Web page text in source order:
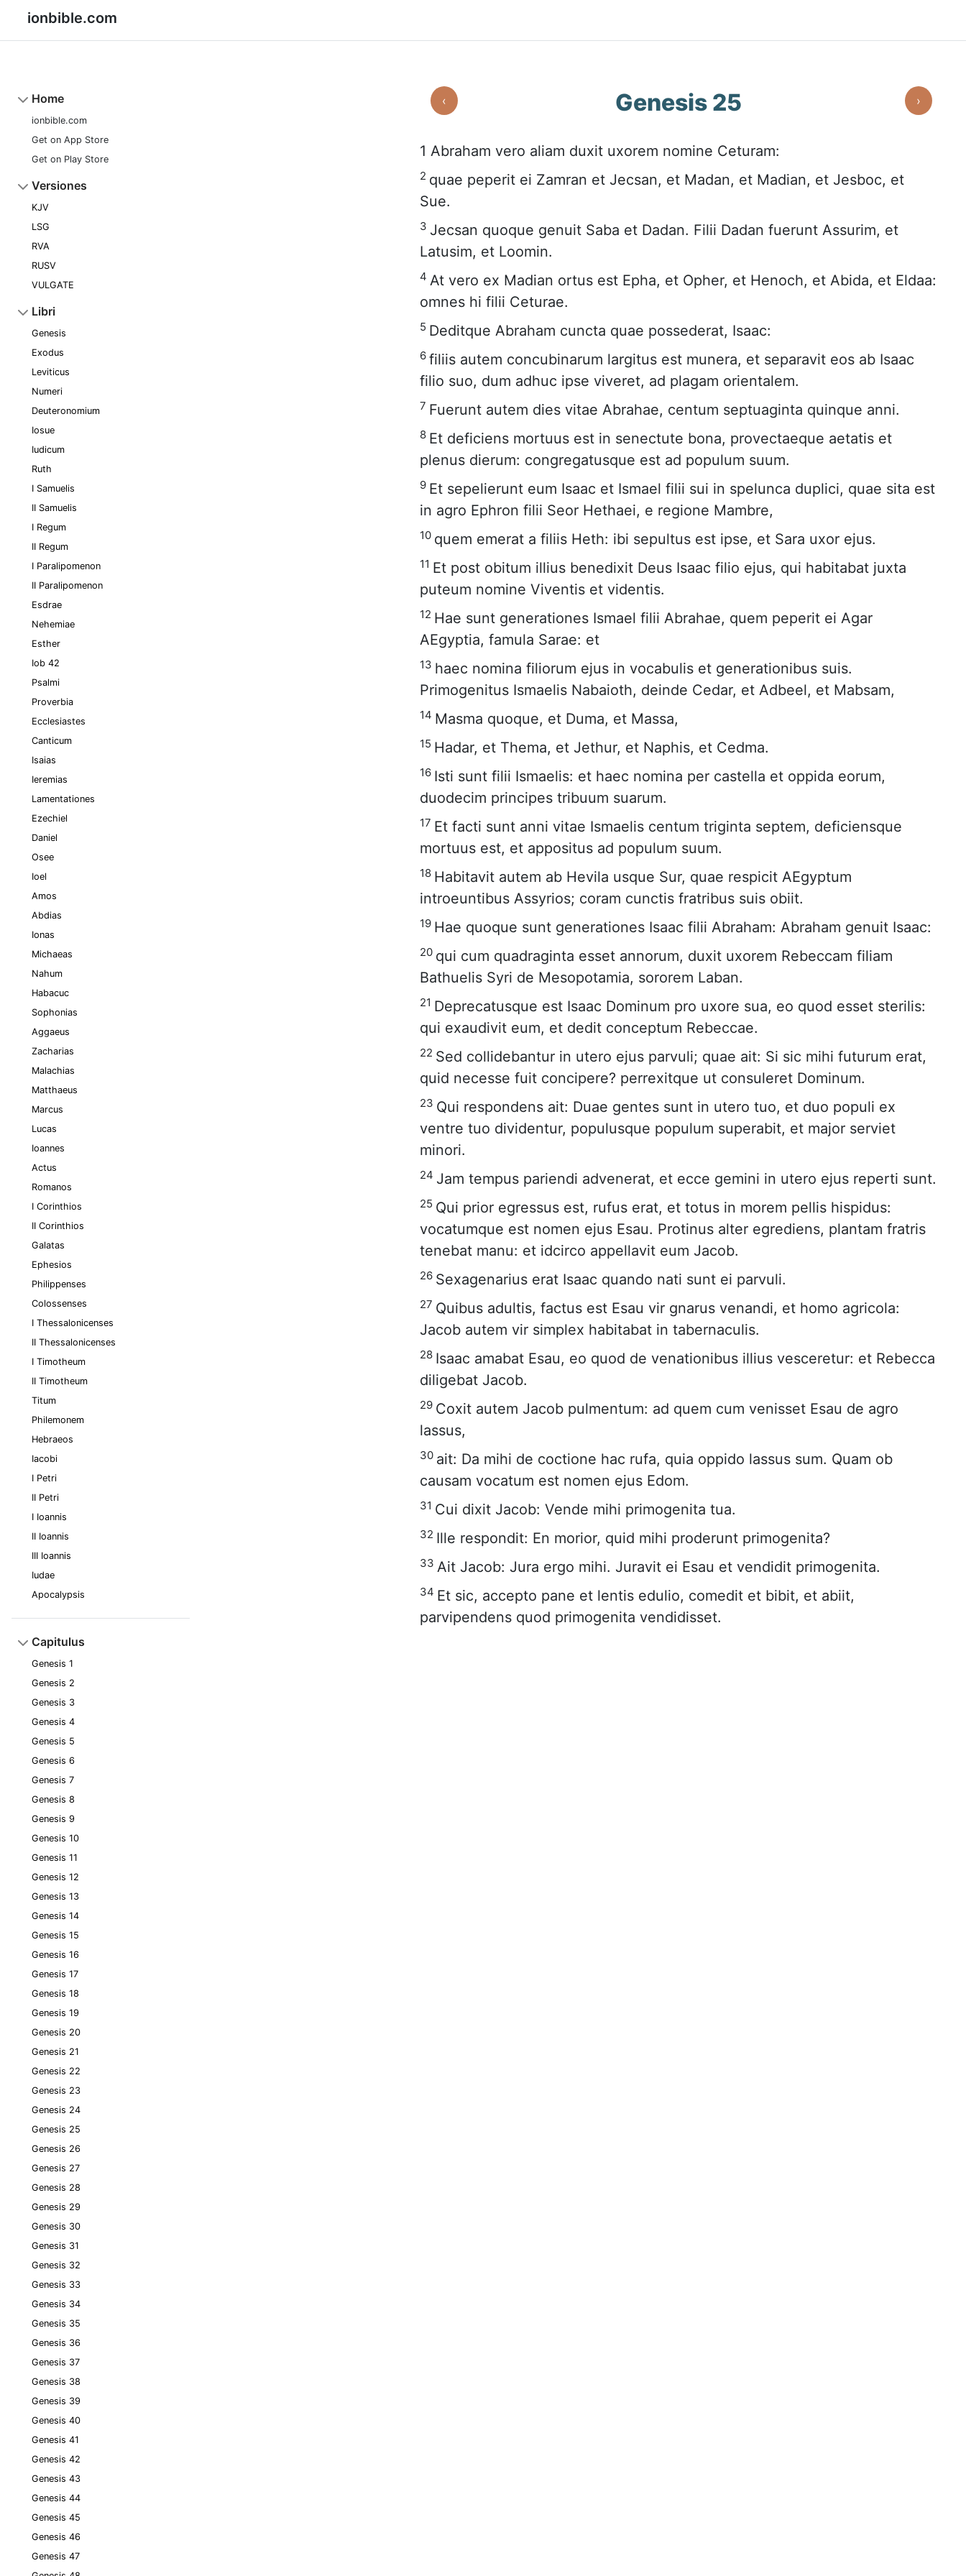
ionbible.com
Home
ionbible.com
Get on App Store
Get on Play Store
Versiones
KJV
LSG
RVA
RUSV
VULGATE
Libri
Genesis
Exodus
Leviticus
Numeri
Deuteronomium
Iosue
Iudicum
Ruth
I Samuelis
II Samuelis
I Regum
II Regum
I Paralipomenon
II Paralipomenon
Esdrae
Nehemiae
Esther
Iob 42
Psalmi
Proverbia
Ecclesiastes
Canticum
Isaias
Ieremias
Lamentationes
Ezechiel
Daniel
Osee
Ioel
Amos
Abdias
Ionas
Michaeas
Nahum
Habacuc
Sophonias
Aggaeus
Zacharias
Malachias
Matthaeus
Marcus
Lucas
Ioannes
Actus
Romanos
I Corinthios
II Corinthios
Galatas
Ephesios
Philippenses
Colossenses
I Thessalonicenses
II Thessalonicenses
I Timotheum
II Timotheum
Titum
Philemonem
Hebraeos
Iacobi
I Petri
II Petri
I Ioannis
II Ioannis
III Ioannis
Iudae
Apocalypsis
Capitulus
Genesis 1
Genesis 2
Genesis 3
Genesis 4
Genesis 5
Genesis 6
Genesis 7
Genesis 8
Genesis 9
Genesis 10
Genesis 11
Genesis 12
Genesis 13
Genesis 14
Genesis 15
Genesis 16
Genesis 17
Genesis 18
Genesis 19
Genesis 20
Genesis 21
Genesis 22
Genesis 23
Genesis 24
Genesis 25
Genesis 26
Genesis 27
Genesis 28
Genesis 29
Genesis 30
Genesis 31
Genesis 32
Genesis 33
Genesis 34
Genesis 35
Genesis 36
Genesis 37
Genesis 38
Genesis 39
Genesis 40
Genesis 41
Genesis 42
Genesis 43
Genesis 44
Genesis 45
Genesis 46
Genesis 47
‹ Genesis 25 ›
1 Abraham vero aliam duxit uxorem nomine Ceturam:
2 quae peperit ei Zamran et Jecsan, et Madan, et Madian, et Jesboc, et
Sue.
3 Jecsan quoque genuit Saba et Dadan. Filii Dadan fuerunt Assurim, et
Latusim, et Loomin.
4 At vero ex Madian ortus est Epha, et Opher, et Henoch, et Abida, et Eldaa:
omnes hi filii Ceturae.
5 Deditque Abraham cuncta quae possederat, Isaac:
6 filiis autem concubinarum largitus est munera, et separavit eos ab Isaac
filio suo, dum adhuc ipse viveret, ad plagam orientalem.
7 Fuerunt autem dies vitae Abrahae, centum septuaginta quinque anni.
8 Et deficiens mortuus est in senectute bona, provectaeque aetatis et
plenus dierum: congregatusque est ad populum suum.
9 Et sepelierunt eum Isaac et Ismael filii sui in spelunca duplici, quae sita est
in agro Ephron filii Seor Hethaei, e regione Mambre,
10 quem emerat a filiis Heth: ibi sepultus est ipse, et Sara uxor ejus.
11 Et post obitum illius benedixit Deus Isaac filio ejus, qui habitabat juxta
puteum nomine Viventis et videntis.
12 Hae sunt generationes Ismael filii Abrahae, quem peperit ei Agar
AEgyptia, famula Sarae: et
13 haec nomina filiorum ejus in vocabulis et generationibus suis.
Primogenitus Ismaelis Nabaioth, deinde Cedar, et Adbeel, et Mabsam,
14 Masma quoque, et Duma, et Massa,
15 Hadar, et Thema, et Jethur, et Naphis, et Cedma.
16 Isti sunt filii Ismaelis: et haec nomina per castella et oppida eorum,
duodecim principes tribuum suarum.
17 Et facti sunt anni vitae Ismaelis centum triginta septem, deficiensque
mortuus est, et appositus ad populum suum.
18 Habitavit autem ab Hevila usque Sur, quae respicit AEgyptum
introeuntibus Assyrios; coram cunctis fratribus suis obiit.
19 Hae quoque sunt generationes Isaac filii Abraham: Abraham genuit Isaac:
20 qui cum quadraginta esset annorum, duxit uxorem Rebeccam filiam
Bathuelis Syri de Mesopotamia, sororem Laban.
21 Deprecatusque est Isaac Dominum pro uxore sua, eo quod esset sterilis:
qui exaudivit eum, et dedit conceptum Rebeccae.
22 Sed collidebantur in utero ejus parvuli; quae ait: Si sic mihi futurum erat,
quid necesse fuit concipere? perrexitque ut consuleret Dominum.
23 Qui respondens ait: Duae gentes sunt in utero tuo, et duo populi ex
ventre tuo dividentur, populusque populum superabit, et major serviet
minori.
24 Jam tempus pariendi advenerat, et ecce gemini in utero ejus reperti sunt.
25 Qui prior egressus est, rufus erat, et totus in morem pellis hispidus:
vocatumque est nomen ejus Esau. Protinus alter egrediens, plantam fratris
tenebat manu: et idcirco appellavit eum Jacob.
26 Sexagenarius erat Isaac quando nati sunt ei parvuli.
27 Quibus adultis, factus est Esau vir gnarus venandi, et homo agricola:
Jacob autem vir simplex habitabat in tabernaculis.
28 Isaac amabat Esau, eo quod de venationibus illius vesceretur: et Rebecca
diligebat Jacob.
29 Coxit autem Jacob pulmentum: ad quem cum venisset Esau de agro
lassus,
30 ait: Da mihi de coctione hac rufa, quia oppido lassus sum. Quam ob
causam vocatum est nomen ejus Edom.
31 Cui dixit Jacob: Vende mihi primogenita tua.
32 Ille respondit: En morior, quid mihi proderunt primogenita?
33 Ait Jacob: Jura ergo mihi. Juravit ei Esau et vendidit primogenita.
34 Et sic, accepto pane et lentis edulio, comedit et bibit, et abiit,
parvipendens quod primogenita vendidisset.